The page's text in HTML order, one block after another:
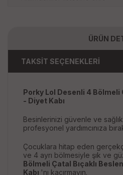
ÜRÜN
TAKSİT SEÇENEKLERİ
Porky Lol Desenli 4 Bölmeli
- Diyet Kabı
Besinlerinizi güvenle ve
profesyonel yardımcınıza
Çocuklara hitap eden
ve 4 ayrı bölmesiyle şık ve
Bölmeli Çatal Bıçaklı
Kabı 'nı kaçırmayın.